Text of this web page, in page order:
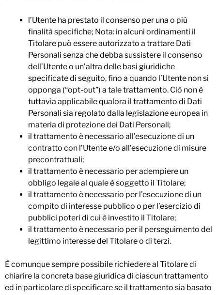
l’Utente ha prestato il consenso per una o più
finalità specifiche; Nota: in alcuni ordinamenti il
Titolare può essere autorizzato a trattare Dati
Personali senza che debba sussistere il consenso
dell’Utente o un’altra delle basi giuridiche
specificate di seguito, fino a quando l’Utente non si
opponga (“opt-out”) a tale trattamento. Ciò non è
tuttavia applicabile qualora il trattamento di Dati
Personali sia regolato dalla legislazione europea in
materia di protezione dei Dati Personali;
il trattamento è necessario all’esecuzione di un
contratto con l’Utente e/o all’esecuzione di misure
precontrattuali;
il trattamento è necessario per adempiere un
obbligo legale al quale è soggetto il Titolare;
il trattamento è necessario per l’esecuzione di un
compito di interesse pubblico o per l’esercizio di
pubblici poteri di cui è investito il Titolare;
il trattamento è necessario per il perseguimento del
legittimo interesse del Titolare o di terzi.
È comunque sempre possibile richiedere al Titolare di
chiarire la concreta base giuridica di ciascun trattamento
ed in particolare di specificare se il trattamento sia basato